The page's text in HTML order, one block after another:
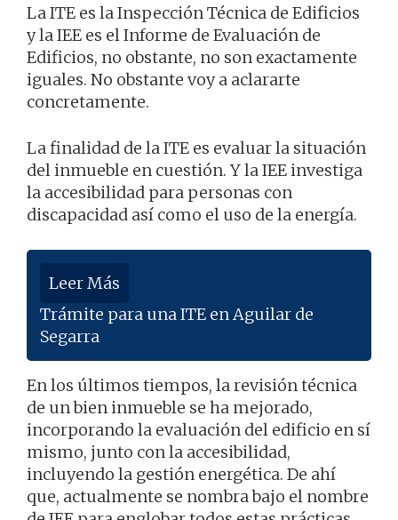
La ITE es la Inspección Técnica de Edificios
y la IEE es el Informe de Evaluación de
Edificios, no obstante, no son exactamente
iguales. No obstante voy a aclararte
concretamente.
La finalidad de la ITE es evaluar la situación
del inmueble en cuestión. Y la IEE investiga
la accesibilidad para personas con
discapacidad así como el uso de la energía.
Leer Más
Trámite para una ITE en Aguilar de
Segarra
En los últimos tiempos, la revisión técnica
de un bien inmueble se ha mejorado,
incorporando la evaluación del edificio en sí
mismo, junto con la accesibilidad,
incluyendo la gestión energética. De ahí
que, actualmente se nombra bajo el nombre